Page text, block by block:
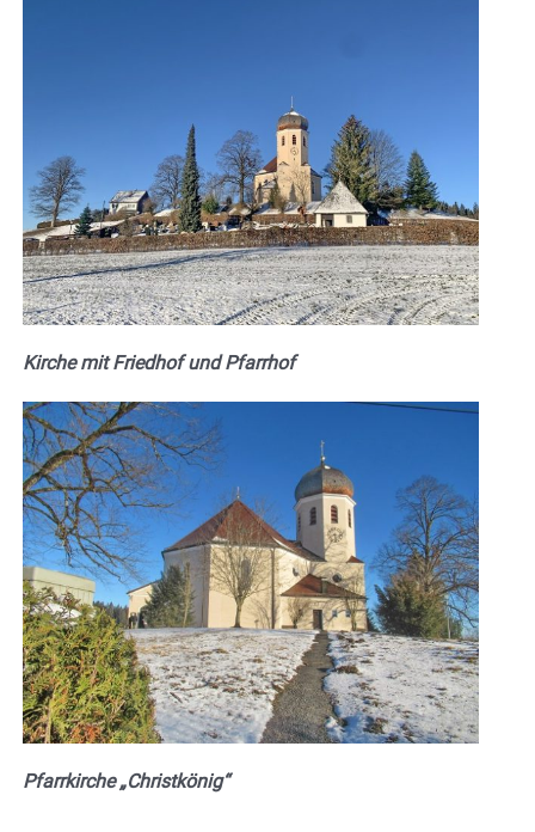
Kirche mit Friedhof und Pfarrhof
Pfarrkirche „Christkönig“